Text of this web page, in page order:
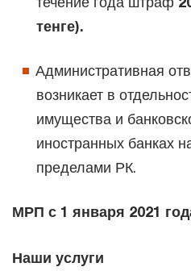
тенге).
Административная
возникает в
имущества и
иностранных банках
пределами РК.
МРП с 1 января 2021
Наши услуги